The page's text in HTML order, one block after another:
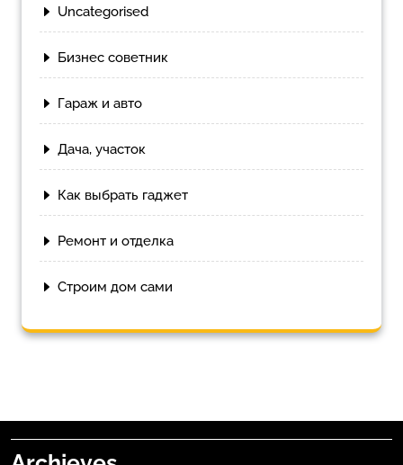
Uncategorised
Бизнес советник
Гараж и авто
Дача, участок
Как выбрать гаджет
Ремонт и отделка
Строим дом сами